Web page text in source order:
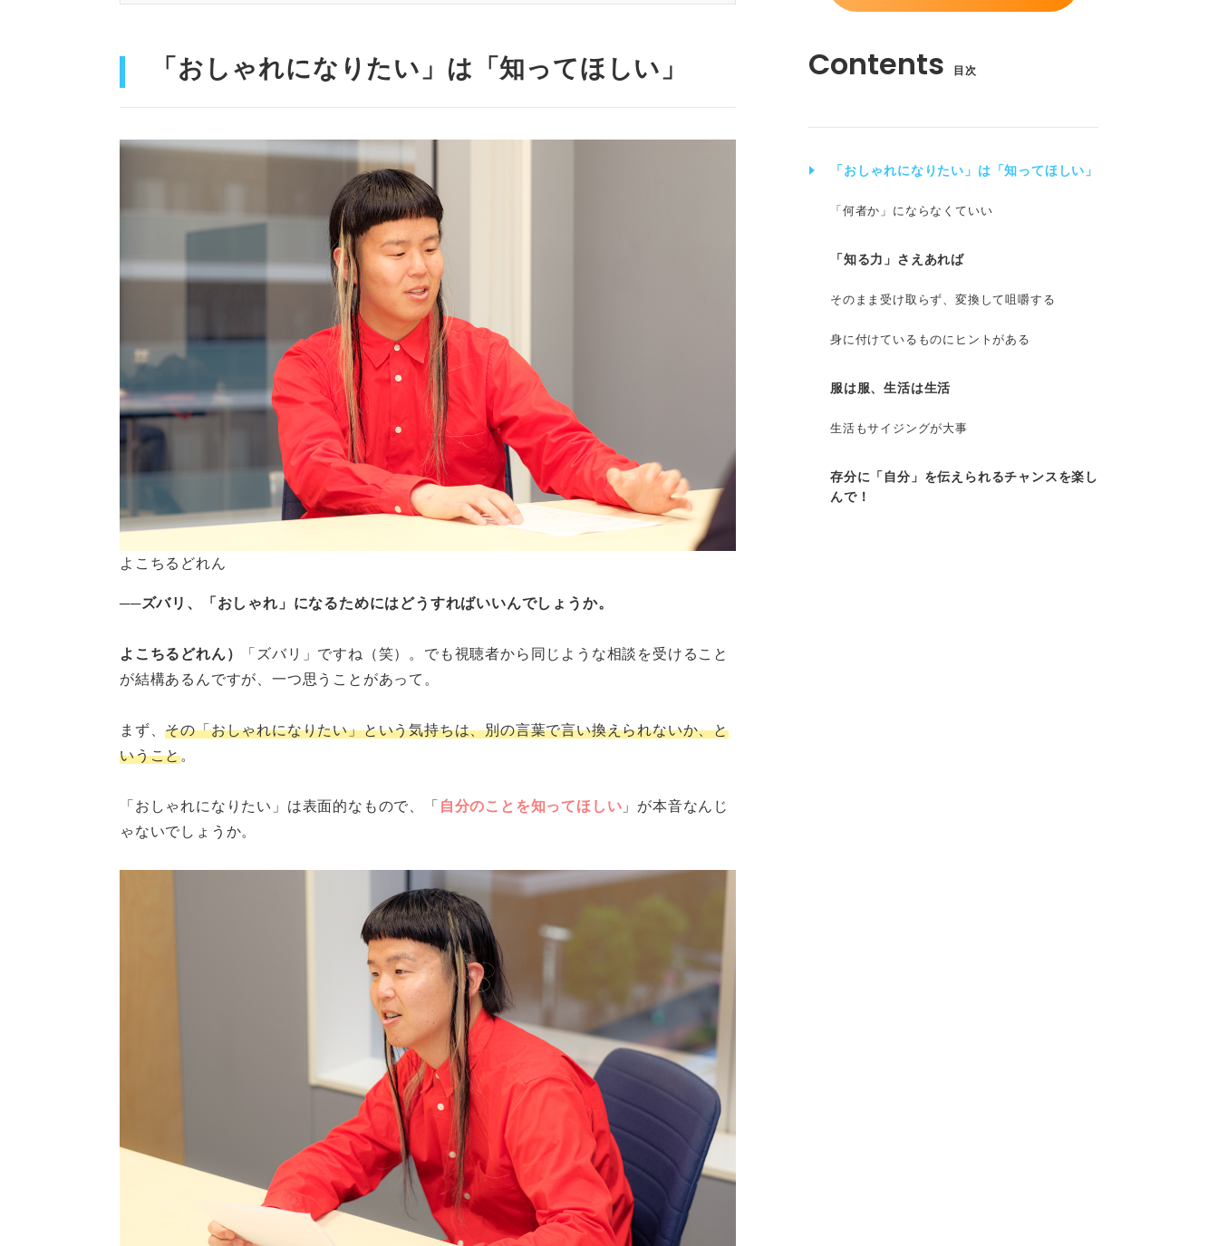
「知る力」さえあれば
身に付けているものにヒントがある
生活もサイジングが大事
存分に「自分」を伝えられるチャンスを楽しんで！
「おしゃれになりたい」は「知ってほしい」
よこちるどれん
──ズバリ、「おしゃれ」になるためにはどうすればいいんでしょうか。
よこちるどれん）
「ズバリ」ですね（笑）。でも視聴者から同じような相談を受けること
が結構あるんですが、一つ思うことがあって。
まず、その「おしゃれになりたい」という気持ちは、別の言葉で言い換えられないか、と
いうこと。
「おしゃれになりたい」は表面的なもので、「 自分のことを知ってほしい 」が本音なんじ
ゃないでしょうか。
目次
「おしゃれになりたい」は「知ってほしい」
「何者か」にならなくていい
「知る力」さえあれば
そのまま受け取らず、変換して咀嚼する
身に付けているものにヒントがある
服は服、生活は生活
生活もサイジングが大事
存分に「自分」を伝えられるチャンスを楽し
んで！